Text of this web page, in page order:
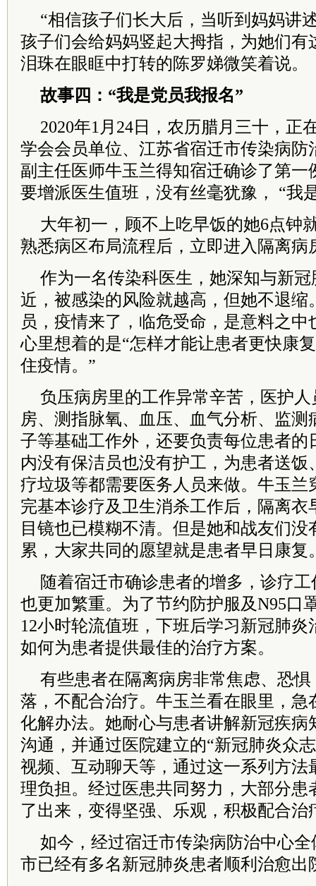
“相信孩子们长大后，当听到妈妈讲
孩子们会给妈妈竖起大拇指，为她们有
泪珠在眼眶中打转的陈罗娣微笑着说。
故事四：“我是党员我报名”
2020年1月24日，农历腊月三十，正
学会会员单位、江苏省宿迁市传染病防
副主任医师牛玉兰得知宿迁确诊了第一
要增派医生值班，没有丝毫犹豫， “我
大年初一，顾不上吃早饭的她6点钟
熟悉病区布局流程后，立即进入隔离病
作为一名传染科医生，她深知与新
近，被感染的风险就越高，但她不退缩
员，疫情来了，临危受命，是意料之中
心里想着的是“怎样才能让患者更快康
住疫情。”
负压病房里的工作异常辛苦，医护
房、测指脉氧、血压、血气分析、监测
子等基础工作外，还要负责每位患者的
内没有保洁员也没有护工，为患者送饭
疗垃圾等都需要医务人员来做。牛玉兰
完基本诊疗及卫生消杀工作后，隔离衣
目镜也已模糊不清。但是她和战友们
累，大家共同的愿望就是患者早日康复
随着宿迁市确诊患者的增多，诊疗
也更加繁重。为了节约防护服及N95口
12小时轮流值班，下班后学习新冠肺
如何为患者提供最佳的治疗方案。
有些患者在隔离病房非常焦虑、恐
落，不配合治疗。牛玉兰看在眼里，急
化解办法。她耐心与患者讲解新冠疾病
沟通，并通过医院建立的“新冠肺炎众
视频、互动聊天等，通过这一系列方法
理负担。经过医患共同努力，大部分患
了出来，变得坚强、乐观，积极配合治
如今，经过宿迁市传染病防治中心
市已经有多名新冠肺炎患者顺利治愈出